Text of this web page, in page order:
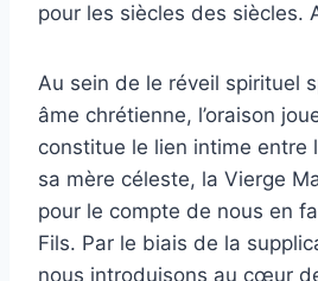
pour les siècles des siècles.
Au sein de le réveil spirituel
âme chrétienne, l’oraison
constitue le lien intime entre
sa mère céleste, la Vierge
pour le compte de nous en
Fils. Par le biais de la
nous introduisons au cœur